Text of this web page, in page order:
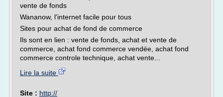
vente de fonds
Wananow, l'internet facile pour tous
Sites pour achat de fond de commerce
Ils sont en lien : vente de fonds, achat et vente de
commerce, achat fond commerce vendée, achat fond
commerce controle technique, achat vente...
Lire la suite
Site : http://